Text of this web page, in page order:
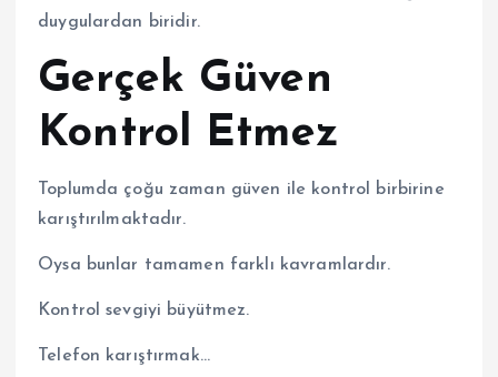
duygulardan biridir.
Gerçek Güven
Kontrol Etmez
Toplumda çoğu zaman güven ile kontrol birbirine
karıştırılmaktadır.
Oysa bunlar tamamen farklı kavramlardır.
Kontrol sevgiyi büyütmez.
Telefon karıştırmak…